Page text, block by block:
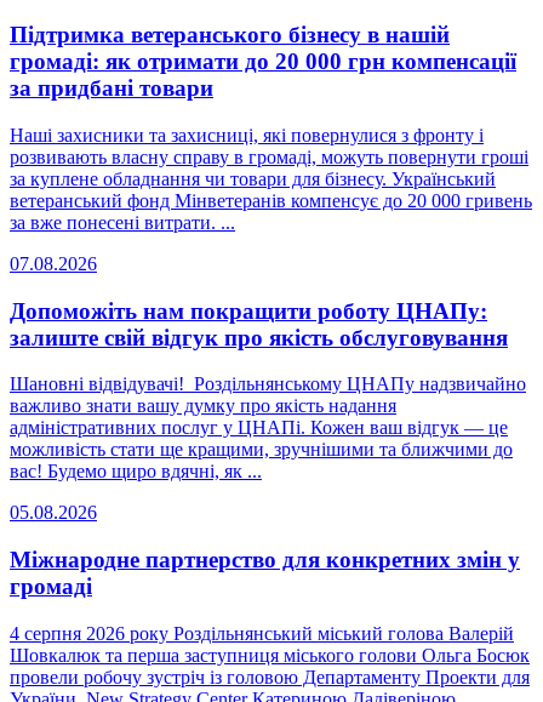
Підтримка ветеранського бізнесу в нашій
громаді: як отримати до 20 000 грн компенсації
за придбані товари
Наші захисники та захисниці, які повернулися з фронту і
розвивають власну справу в громаді, можуть повернути гроші
за куплене обладнання чи товари для бізнесу. Український
ветеранський фонд Мінветеранів компенсує до 20 000 гривень
за вже понесені витрати. ...
07.08.2026
Допоможіть нам покращити роботу ЦНАПу:
залиште свій відгук про якість обслуговування
Шановні відвідувачі! Роздільнянському ЦНАПу надзвичайно
важливо знати вашу думку про якість надання
адміністративних послуг у ЦНАПі. Кожен ваш відгук — це
можливість стати ще кращими, зручнішими та ближчими до
вас! Будемо щиро вдячні, як ...
05.08.2026
Міжнародне партнерство для конкретних змін у
громаді
4 серпня 2026 року Роздільнянський міський голова Валерій
Шовкалюк та перша заступниця міського голови Ольга Босюк
провели робочу зустріч із головою Департаменту Проекти для